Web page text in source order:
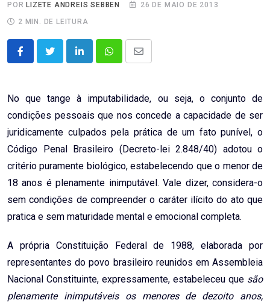
POR LIZETE ANDREIS SEBBEN
26 DE MAIO DE 2013
2 MIN. DE LEITURA
LinkedInWhatsappShare
Email
No que tange à imputabilidade, ou seja, o conjunto de
condições pessoais que nos concede a capacidade de ser
juridicamente culpados pela prática de um fato punível, o
Código Penal Brasileiro (Decreto-lei 2.848/40) adotou o
critério puramente biológico, estabelecendo que o menor de
18 anos é plenamente inimputável. Vale dizer, considera-o
sem condições de compreender o caráter ilícito do ato que
pratica e sem maturidade mental e emocional completa.
A própria Constituição Federal de 1988, elaborada por
representantes do povo brasileiro reunidos em Assembleia
Nacional Constituinte, expressamente, estabeleceu que são
plenamente inimputáveis os menores de dezoito anos,